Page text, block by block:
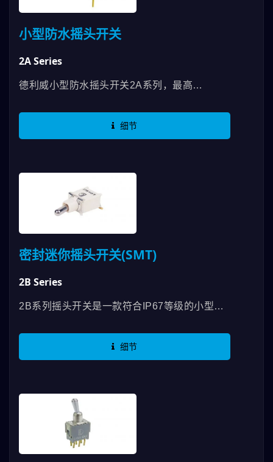
小型防水摇头开关
2A Series
德利威小型防水摇头开关2A系列，最高
格，在脚位的部分也有各种角度设计，防水认证
等级达IP67。 应用于通讯设备、测试仪器、医
细节
密封迷你摇头开关(SMT)
2B Series
2B系列摇头开关是一款符合IP67等级的小型
信设备、仪器仪表、网路设备、医疗设备等。
细节